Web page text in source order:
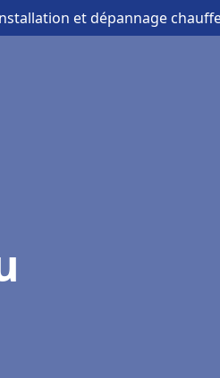
et dépannage